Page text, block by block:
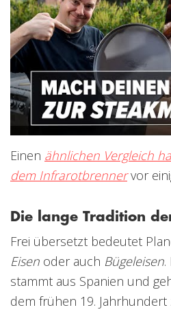
Einen ähnlichen Vergleich
dem Infrarotbrennervor
Die lange Tradition
Frei übersetzt bedeutet
Eisen oder auch Bügeleisen.
stammt aus Spanien und
dem frühen 19.